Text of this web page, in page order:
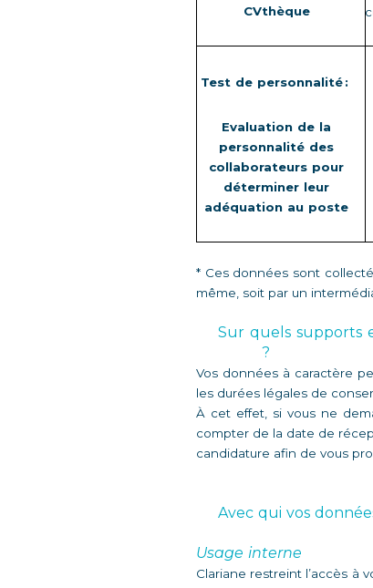
CVthèque
Test de personnalité :
Evaluation de la
personnalité des
collaborateurs pour
déterminer leur
adéquation au poste
* Ces données sont
même, soit par un
Sur quels supports
?
Vos données à caractère
les durées légales de
À cet effet, si vous ne
compter de la date de
candidature afin de vous
Avec qui vos
Usage interne
Clariane restreint l’accès à